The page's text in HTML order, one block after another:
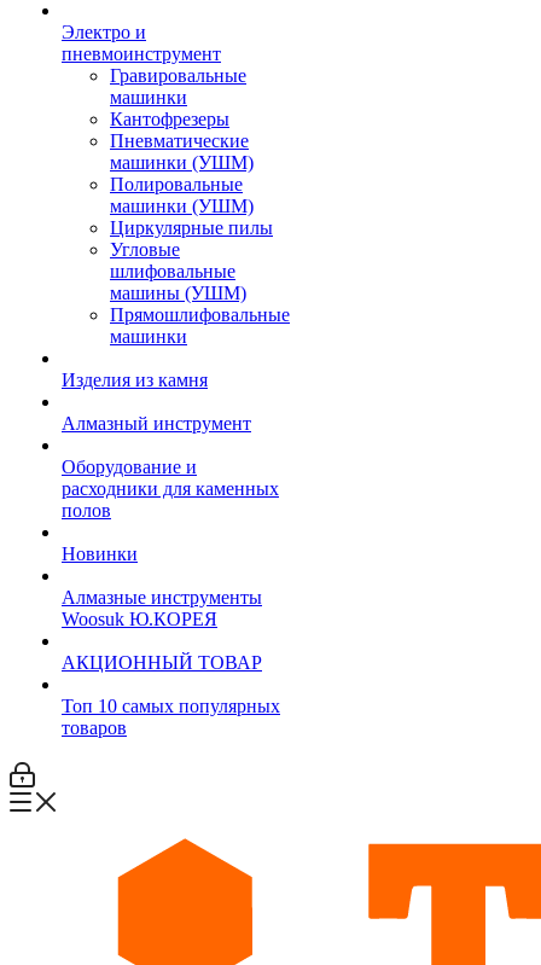
Электро и
пневмоинструмент
Гравировальные
машинки
Кантофрезеры
Пневматические
машинки (УШМ)
Полировальные
машинки (УШМ)
Циркулярные пилы
Угловые
шлифовальные
машины (УШМ)
Прямошлифовальные
машинки
Изделия из камня
Алмазный инструмент
Оборудование и
расходники для каменных
полов
Новинки
Алмазные инструменты
Woosuk Ю.КОРЕЯ
АКЦИОННЫЙ ТОВАР
Топ 10 самых популярных
товаров